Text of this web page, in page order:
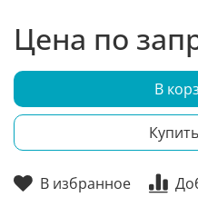
В избранное
Цена по
В